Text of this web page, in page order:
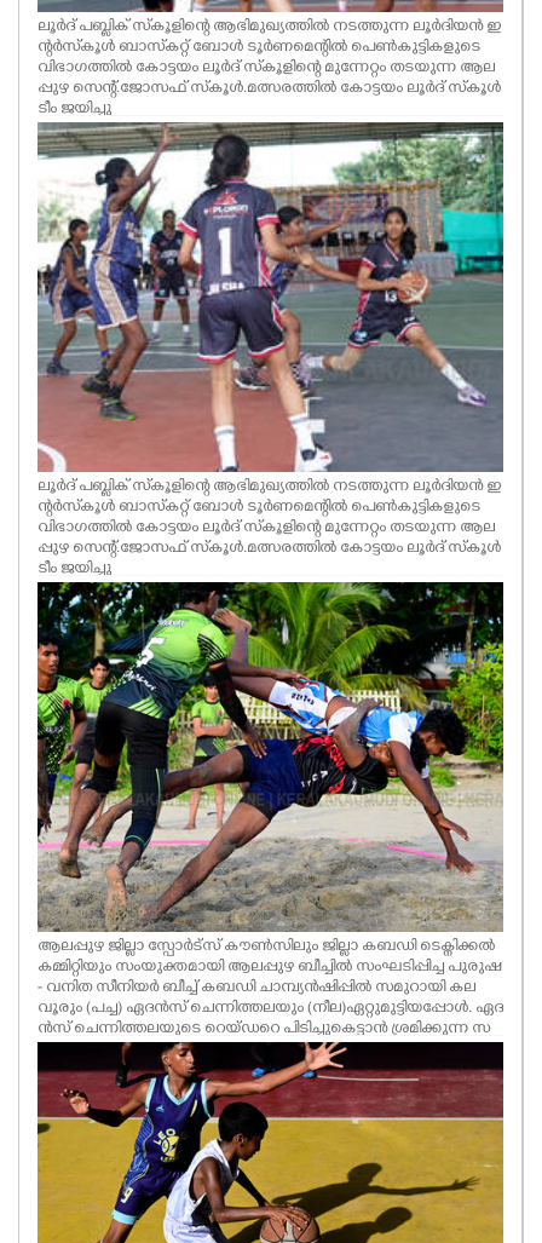
ലൂർദ് പബ്ലിക് സ്‌കൂളിന്റെ ആഭിമുഖ്യത്തിൽ നടത്തുന്ന ലൂർദിയൻ ഇ
ന്റർസ്‌കൂൾ ബാസ്‌കറ്റ് ബോൾ ടൂർണമെന്റിൽ പെൺകുട്ടികളുടെ
വിഭാഗത്തിൽ കോട്ടയം ലൂർദ് സ്‌കൂളിന്റെ മുന്നേറ്റം തടയുന്ന ആല
പ്പുഴ സെന്റ്.ജോസഫ് സ്‌കൂൾ.മത്സരത്തിൽ കോട്ടയം ലൂർദ് സ്‌കൂൾ
ടീം ജയിച്ചു
ലൂർദ് പബ്ലിക് സ്‌കൂളിന്റെ ആഭിമുഖ്യത്തിൽ നടത്തുന്ന ലൂർദിയൻ ഇ
ന്റർസ്‌കൂൾ ബാസ്‌കറ്റ് ബോൾ ടൂർണമെന്റിൽ പെൺകുട്ടികളുടെ
വിഭാഗത്തിൽ കോട്ടയം ലൂർദ് സ്‌കൂളിന്റെ മുന്നേറ്റം തടയുന്ന ആല
പ്പുഴ സെന്റ്.ജോസഫ് സ്‌കൂൾ.മത്സരത്തിൽ കോട്ടയം ലൂർദ് സ്‌കൂൾ
ടീം ജയിച്ചു
ആലപ്പുഴ ജില്ലാ സ്പോർട്സ് കൗൺസിലും ജില്ലാ കബഡി ടെക്നിക്കൽ
കമ്മിറ്റിയും സംയുക്തമായി ആലപ്പുഴ ബീച്ചിൽ സംഘടിപ്പിച്ച പുരുഷ
- വനിത സീനിയർ ബീച്ച് കബഡി ചാമ്പ്യൻഷിപ്പിൽ സമുറായി കല
വൂരും (പച്ച) ഏദൻസ് ചെന്നിത്തലയും (നീല)ഏറ്റുമുട്ടിയപ്പോൾ. ഏദ
ൻസ് ചെന്നിത്തലയുടെ റെയ്ഡറെ പിടിച്ചുകെട്ടാൻ ശ്രമിക്കുന്ന സ
മുറായി കലവൂരിന്റെ ഡിഫെൻഡർമാരുടെ ശ്രമം. മത്സരത്തിൽ ഏദ
ൻസ് ചെന്നിത്തല വിജയിച്ചു